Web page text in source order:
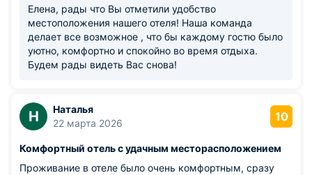
Елена, рады что Вы отметили удобство
местоположения нашего отеля! Наша команда
делает все возможное , что бы каждому гостю было
уютно, комфортно и спокойно во время отдыха.
Будем рады видеть Вас снова!
Н
Наталья
22 марта 2026
10
Комфортный отель с удачным месторасположением
Проживание в отеле было очень комфортным, сразу